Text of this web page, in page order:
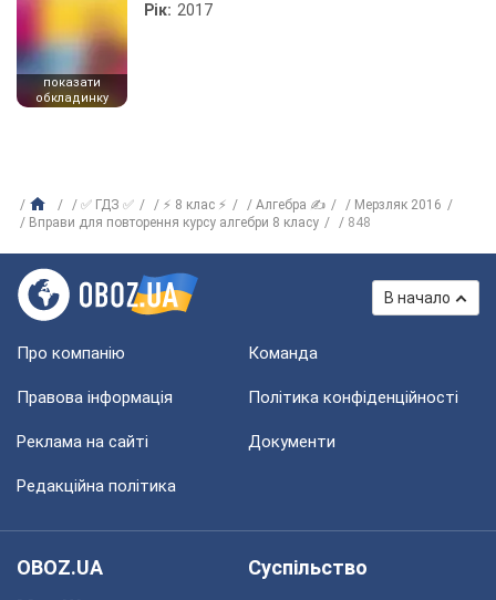
показати
обкладинку
Рік: 2017
✅ ГДЗ ✅ ⚡ 8 клас ⚡ Алгебра ✍
Мерзляк 2016
Вправи для повторення курсу алгебри 8 класу
848
В начало
Про компанію Команда
Правова інформація Політика конфіденційності
Реклама на сайті Документи
Редакційна політика
OBOZ.UA
Суспільство